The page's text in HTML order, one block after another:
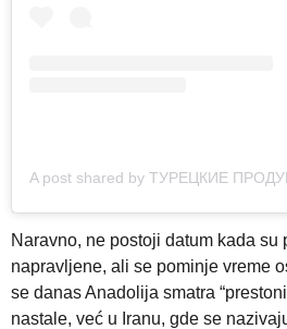
Naravno, ne postoji datum kada su
napravljene, ali se pominje vreme
se danas Anadolija smatra
nastale, već u Iranu, gde se